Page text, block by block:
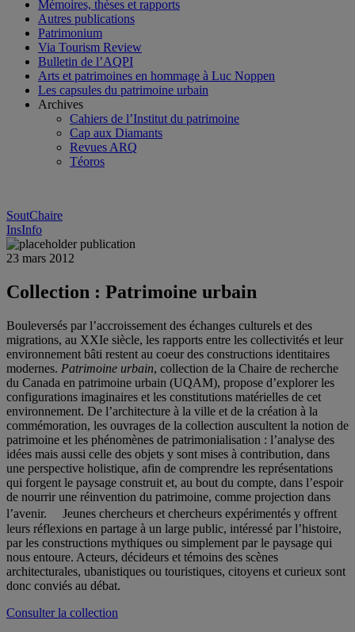
Mémoires, thèses et rapports
Autres publications
Patrimonium
Via Tourism Review
Bulletin de l’AQPI
Arts et patrimoines en hommage à Luc Noppen
Les capsules du patrimoine urbain
Archives
Cahiers de l’Institut du patrimoine
Cap aux Diamants
Revues ARQ
Téoros
SoutChaire
InsInfo
23 mars 2012
Collection : Patrimoine urbain
Bouleversés par l’accroissement des échanges culturels et des
migrations, au XXIe siècle, les rapports entre les collectivités et leur
environnement bâti restent au coeur des constructions identitaires
modernes. Patrimoine urbain, collection de la Chaire de recherche
du Canada en patrimoine urbain (UQAM), propose d’explorer les
configurations imaginaires et les constitutions matérielles de cet
environnement. De l’architecture à la ville et de la création à la
commémoration, les ouvrages de la collection auscultent la notion de
patrimoine et les phénomènes de patrimonialisation : l’analyse des
idées mais aussi celle des objets y sont mises à contribution, dans
une perspective holistique, afin de comprendre les représentations
qui forgent le paysage construit et, au bout du compte, dans l’espoir
de nourrir une réinvention du patrimoine, comme projection dans
l’avenir. Jeunes chercheurs et chercheurs expérimentés y offrent
leurs réflexions en partage à un large public, intéressé par l’histoire,
par les constructions mythiques ou simplement par le paysage qui
nous entoure. Acteurs, décideurs et témoins des scènes
architecturales, ubanistiques ou touristiques, citoyens et curieux sont
donc conviés au débat.
Consulter la collection